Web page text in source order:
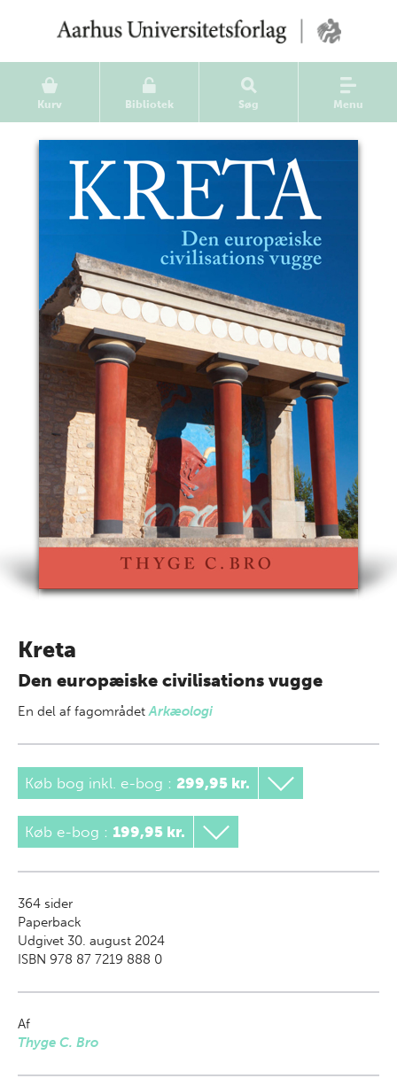
Kurv Bibliotek Søg Menu
Kreta
Den europæiske civilisations vugge
En del af fagområdetArkæologi
Køb bog inkl. e-bog : 299,95 kr.
Køb e-bog : 199,95 kr.
364 sider
Paperback
Udgivet 30. august 2024
ISBN 978 87 7219 888 0
Af
Thyge C. Bro